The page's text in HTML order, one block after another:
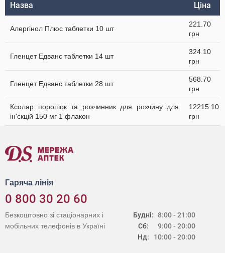
Назва Ціна
Алергінол Плюс таблетки 10 шт
221.70
грн
Гленцет Едванс таблетки 14 шт
324.10
грн
Гленцет Едванс таблетки 28 шт
568.70
грн
Ксолар порошок та розчинник для розчину для
ін'єкцій 150 мг 1 флакон
12215.10
грн
Гаряча лінія
0 800 30 20 60
Будні:
Сб:
Нд:
8:00 - 21:00
9:00 - 20:00
10:00 - 20:00
Безкоштовно зі стаціонарних і
мобільних телефонів в Україні